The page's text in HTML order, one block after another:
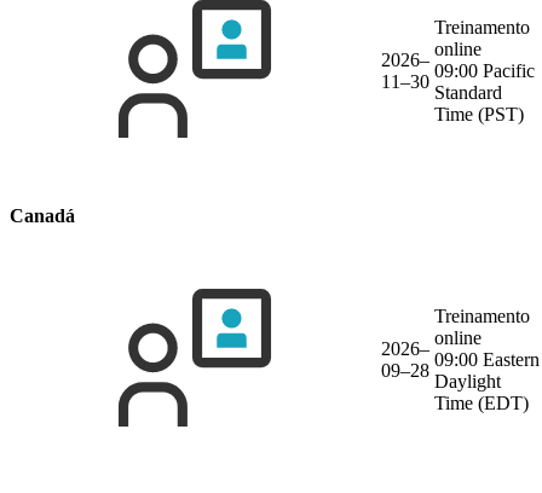
2026–
11–30
Treinamento
online
09:00 Pacific
Standard
Time (PST)
Canadá
2026–
09–28
Treinamento
online
09:00 Eastern
Daylight
Time (EDT)